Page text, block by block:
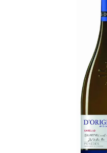
Alcoholvrije dranken